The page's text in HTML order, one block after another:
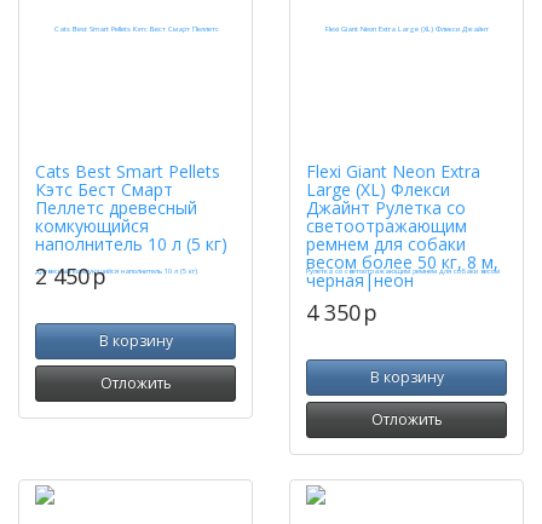
Cats Best Smart Pellets
Кэтс Бест Смарт
Пеллетс древесный
комкующийся
наполнитель 10 л (5 кг)
2 450p
В корзину
Отложить
Flexi Giant Neon Extra
Large (XL) Флекси
Джайнт Рулетка со
светоотражающим
ремнем для собаки
весом более 50 кг, 8 м,
черная|неон
4 350p
В корзину
Отложить